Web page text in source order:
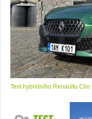
Test hybridního Renaultu Clio